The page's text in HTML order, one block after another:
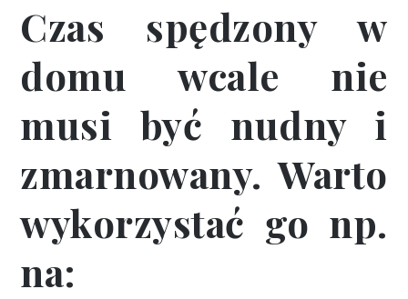
Czas spędzony w
domu wcale nie
musi być nudny i
zmarnowany. Warto
wykorzystać go np.
na: